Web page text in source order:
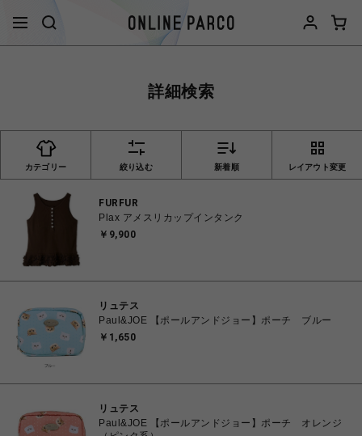
詳細検索
カテゴリー 絞り込む 新着順 レイアウト変更
FURFUR
Plax アメスリカップインタンク
￥9,900
リュテス
Paul&JOE 【ポールアンドジョー】ポーチ ブルー
￥1,650
リュテス
Paul&JOE 【ポールアンドジョー】ポーチ オレンジ